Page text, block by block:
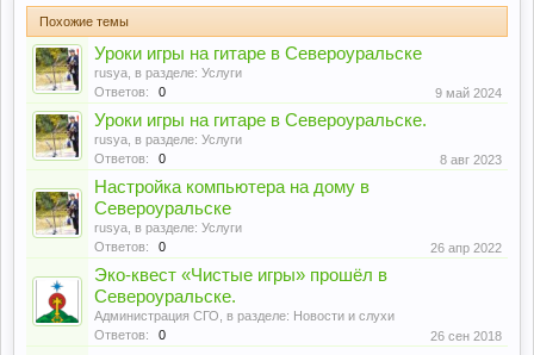
Похожие темы
Уроки игры на гитаре в Североуральске
rusya , в разделе: Услуги
Ответов:
0 9 май 2024
Уроки игры на гитаре в Североуральске.
rusya , в разделе: Услуги
Ответов:
0 8 авг 2023
Настройка компьютера на дому в
Североуральске
rusya , в разделе: Услуги
Ответов:
0 26 апр 2022
Эко-квест «Чистые игры» прошёл в
Североуральске.
Администрация СГО , в разделе: Новости и слухи
Ответов:
0 26 сен 2018